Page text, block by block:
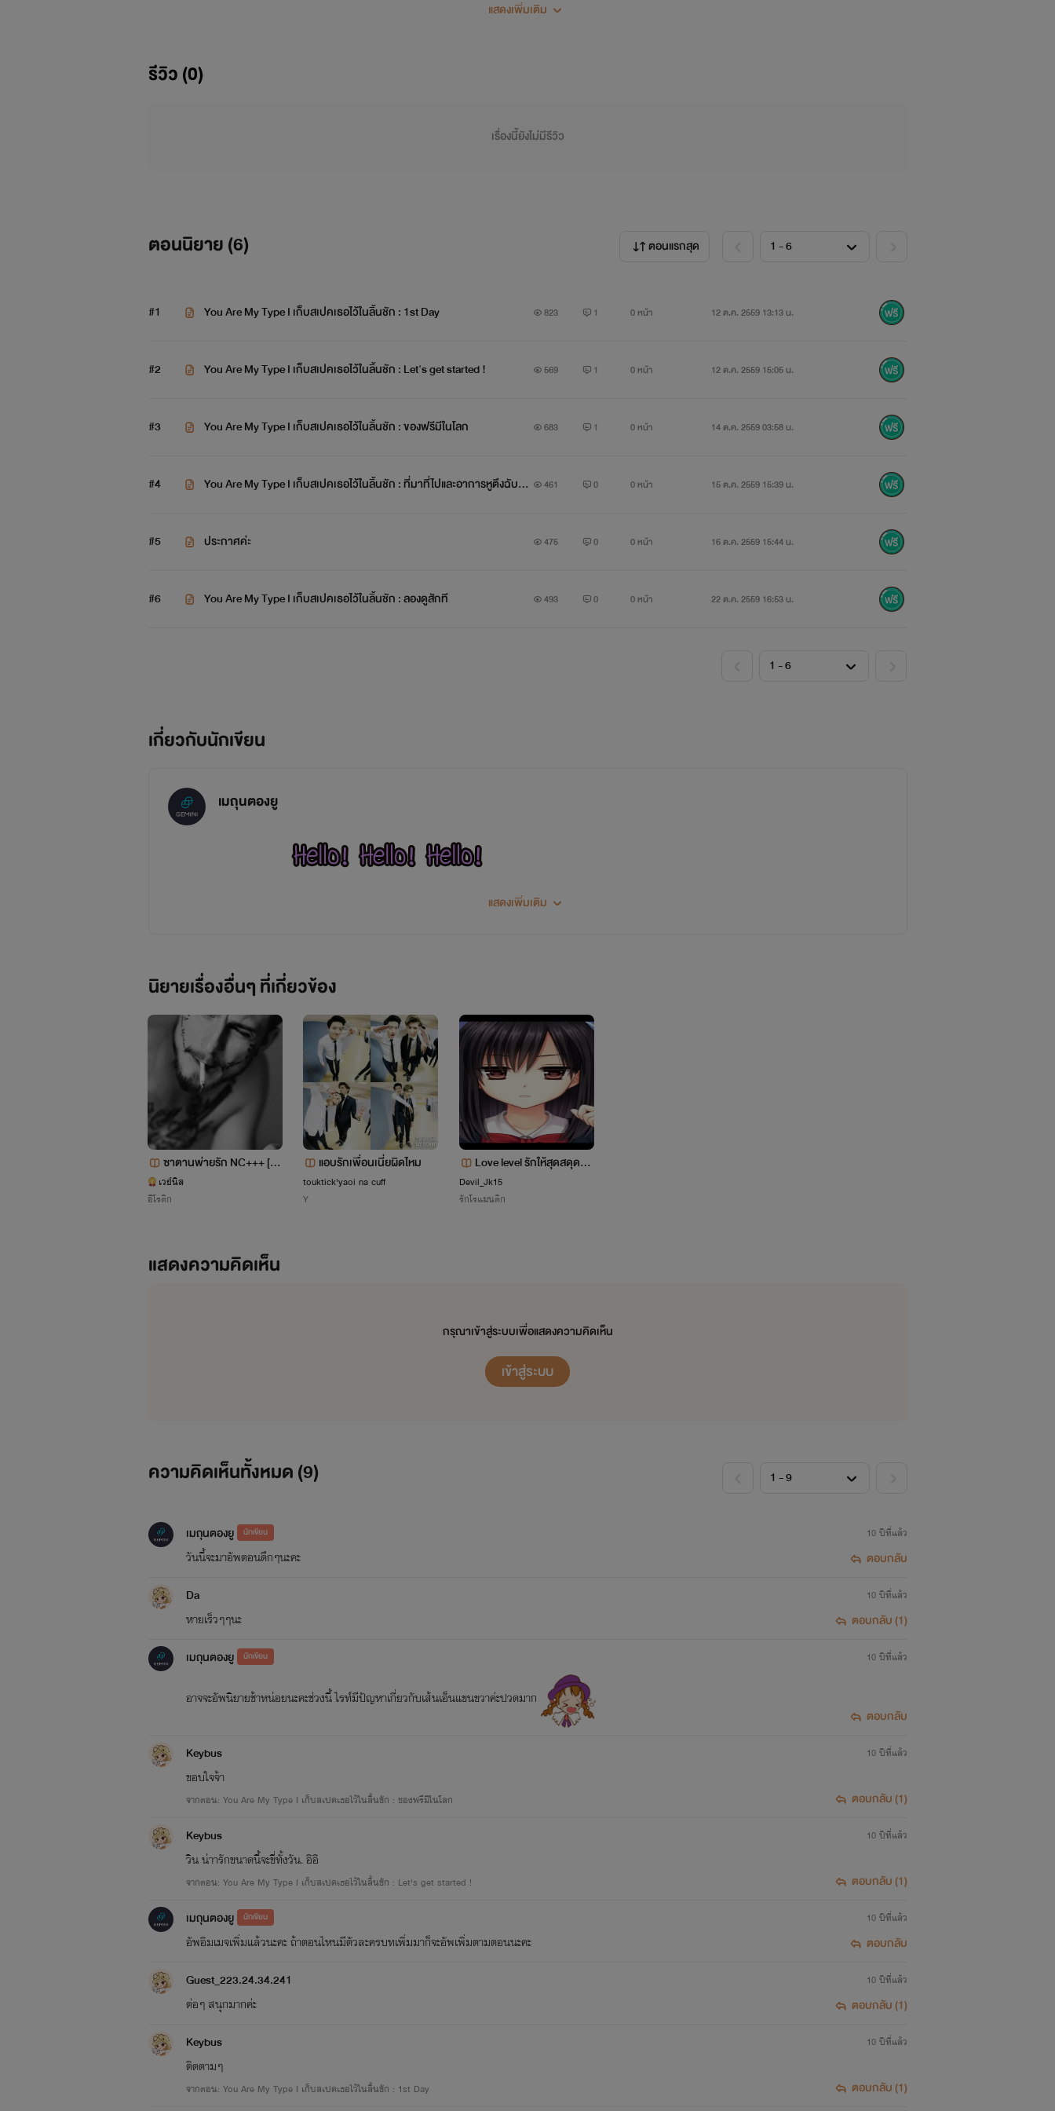
[ YURI ]
มันจะทรมาณมั้ยนะ ?
แต่ฉันมีผ้าห่มผืนเดียวนี่ ?
.. เอาไปไว้ห้องพุทธก็เกรงใจ ..
" งั้นนอนนี่เลยละกัน.. "
XX เนตร XX
แสดงเพิ่มเติม
รีวิว (0)
เรื่องนี้ยังไม่มีรีวิว
ตอนนิยาย (6) ตอนแรกสุด
#1 You Are My Type I เก็บสเปคเธอไว้ในลิ้นชัก : 1st Day 823 1 0 หน้า 12 ต.ค. 2559 13:13 น.
#2 You Are My Type I เก็บสเปคเธอไว้ในลิ้นชัก : Let's get started ! 569 1 0 หน้า 12 ต.ค. 2559 15:05 น.
#3 You Are My Type I เก็บสเปคเธอไว้ในลิ้นชัก : ของฟรีมีในโลก 683 1 0 หน้า 14 ต.ค. 2559 03:58 น.
#4
You Are My Type I เก็บสเปคเธอไว้ในลิ้นชัก : ที่มาที่ไปและอาการหูตึงฉับพ
461 0 0 หน้า 15 ต.ค. 2559 15:39 น.
#5 ประกาศค่ะ 475 0 0 หน้า 16 ต.ค. 2559 15:44 น.
#6 You Are My Type I เก็บสเปคเธอไว้ในลิ้นชัก : ลองดูสักที 493 0 0 หน้า 22 ต.ค. 2559 16:53 น.
เกี่ยวกับนักเขียน
เมถุนตองยู
HI I'M
เรียกเป็นภาษาบ้านเฮาว่า
ซึ่งเป็นนามปากกาของข้าพเจ้าเอง
< You Are My Type !
พล็อตเรื่องอาจจะไม่
เด่น ภาษาอาจจะไม่สวยเหมือนนักเขียนท่านอื่นๆ แต่ทุกอย่างที่ได้
ปรากฏให้ทุกคนได้อ่านนั่นคือมาจากใจและจากจินตนาการของเม
ถุนจริงๆ เนื่องจากเมถุนเป็นผู้หญิงที่ชอบผู้หญิงด้วยกันเองอยู่แล้ว . . .
( ฮา ) บางส่วนในเนื้อเรื่องที่แต่งก็มาจากชีวิตจริงที่เมถุนได้เจอนี่เอ
งง -//-
หากท่านผู้ใดที่ได้หลงมาอ่านไบโอของเมถุนจนถึงตอนนี้
แสดงเพิ่มเติม
นิยายเรื่องอื่นๆ ที่เกี่ยวข้อง
ซาตานพ่ายรัก NC+++ [EN
D]
เวย์นิส
อีโรติก
แอบรักเพื่อนเนี่ยผิดไหม
touktick'yaoi na cuff
Y
Love level รักให้สุดสดุดรัก
ยัยนักธุรกิจ
Devil_Jk15
รักโรแมนติก
แสดงความคิดเห็น
กรุณาเข้าสู่ระบบเพื่อแสดงความคิดเห็น
เข้าสู่ระบบ
ความคิดเห็นทั้งหมด (9)
เมถุนตองยู นักเขียน
วันนี้จะมาอัพตอนดึกๆนะคะ
10 ปีที่แล้ว
ตอบกลับ
Da
หายเร็วๆๆนะ
10 ปีที่แล้ว
ตอบกลับ (1)
เมถุนตองยู
นักเขียน
อาจจะอัพนิยายช้าหน่อยนะคะช่วงนี้ ไรท์มีปัญหาเกี่ยวกับเส้นเอ็นแขนขวาค่ะปวดมาก
10 ปีที่แล้ว
ตอบกลับ
Keybus
ขอบใจจ้า
จากตอน: You Are My Type I เก็บสเปคเธอไว้ในลิ้นชัก : ของฟรีมีในโลก
10 ปีที่แล้ว
ตอบกลับ (1)
Keybus
วิน น่าารักขนาดนี้จะขี่ทั้งวัน. อิอิ
จากตอน: You Are My Type I เก็บสเปคเธอไว้ในลิ้นชัก : Let's get started !
10 ปีที่แล้ว
ตอบกลับ (1)
เมถุนตองยู
นักเขียน
อัพอิมเมจเพิ่มแล้วนะคะ ถ้าตอนไหนมีตัวละครบทเพิ่มมาก็จะอัพเพิ่มตามตอนนะคะ
10 ปีที่แล้ว
ตอบกลับ
Guest_223.24.34.241
ต่อๆ สนุกมากค่ะ
10 ปีที่แล้ว
ตอบกลับ (1)
Keybus
ติดตามๆ
จากตอน: You Are My Type I เก็บสเปคเธอไว้ในลิ้นชัก : 1st Day
10 ปีที่แล้ว
ตอบกลับ (1)